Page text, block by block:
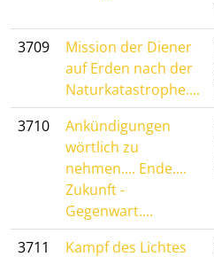
3709
Mission der Diener
auf Erden nach der
Naturkatastrophe....
3710
Ankündigungen
wörtlich zu
nehmen.... Ende....
Zukunft -
Gegenwart....
3711 Kampf des Lichtes